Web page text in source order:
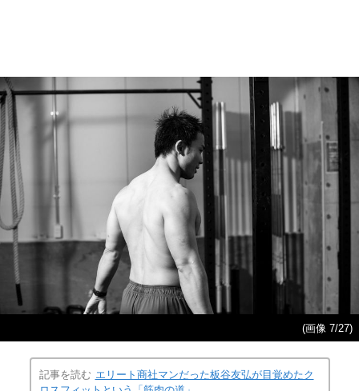
(画像 7/27)
記事を読む エリート商社マンだった板谷友弘が目覚めたク